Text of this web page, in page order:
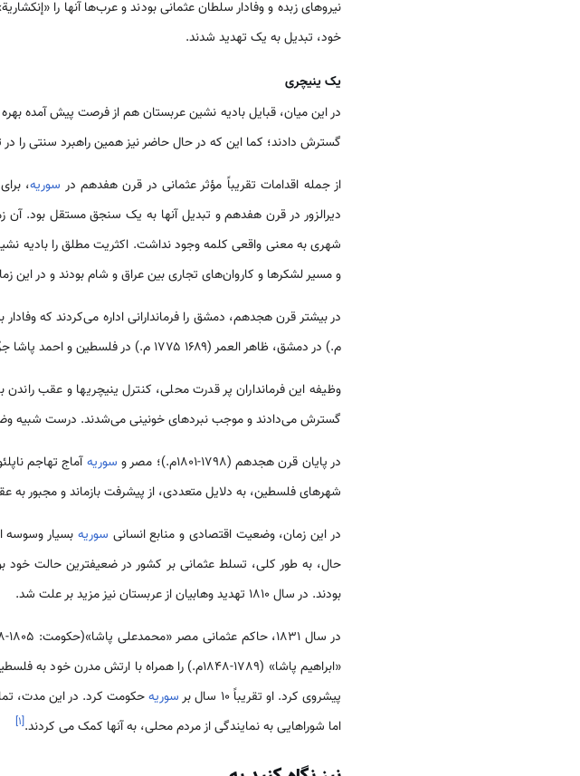
نیروهای زبده و وفادار سلطان عثمانی بودند و عرب‌ها آنها را
خود، تبدیل به یک تهدید شدند.
یک ینی­چری
در این میان، قبایل بادیه ­نشین عربستان هم از فرصت پیش آمده
گسترش دادند؛ کما این که در حال حاضر نیز همین راهبرد سنتی را در
از جمله اقدامات تقریباً مؤثر عثمانی در قرن هفدهم در سوریه،
دیرالزور در قرن هفدهم و تبدیل آن­ها به یک سنجق مستقل بود. آن
شهری به معنی واقعی کلمه وجود نداشت. اکثریت مطلق را بادیه
و مسیر لشکرها و کاروان‌های تجاری بین عراق و شام بودند و در این
م.) در دمشق، ظاهر العمر (۱۶۸۹ ۱۷۷۵ م.) در فلسطین و احمد پاشا جزّار (احمد بوسنیایی) (۱۷۳۴۱۸۰۴م) در صیدا و...
وظیفه این فرمانداران پر قدرت محلی، کنترل ینی­چری­ها و عقب
گسترش می‌دادند و موجب نبردهای خونینی می‌شدند. درست شبیه
در پایان قرن هجدهم (1798-1801م.)؛ مصر و سوریهآماج تهاجم
شهرهای فلسطین، به دلایل متعددی، از پیشرفت بازماند و مجبور
در این زمان، وضعیت اقتصادی و منابع انسانی سوریه بسیار وسوسه
حال، به طور کلی، تسلط عثمانی بر کشور در ضعیف­ترین حالت خود
بودند. در سال 1810 تهدید وهابیان از عربستان نیز مزید بر علت شد.
«ابراهیم پاشا» (1789-1848م.) را همراه با
پیشروی کرد. او تقریباً 10 سال بر
سوریهحکومت کرد. در این مدت،
اما شوراهایی به نمایندگی از مردم محلی، به آنها کمک می کردند.[۱]